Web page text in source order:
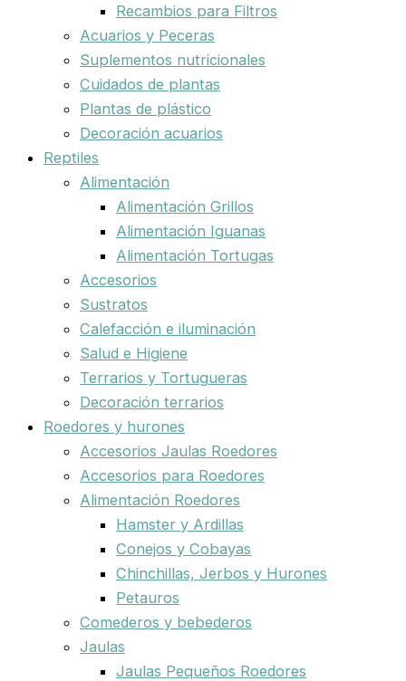
Recambios para Filtros
Acuarios y Peceras
Suplementos nutricionales
Cuidados de plantas
Plantas de plástico
Decoración acuarios
Reptiles
Alimentación
Alimentación Grillos
Alimentación Iguanas
Alimentación Tortugas
Accesorios
Sustratos
Calefacción e iluminación
Salud e Higiene
Terrarios y Tortugueras
Decoración terrarios
Roedores y hurones
Accesorios Jaulas Roedores
Accesorios para Roedores
Alimentación Roedores
Hamster y Ardillas
Conejos y Cobayas
Chinchillas, Jerbos y Hurones
Petauros
Comederos y bebederos
Jaulas
Jaulas Pequeños Roedores